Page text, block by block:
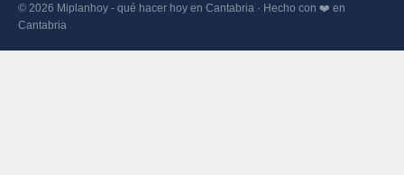
© 2026 Miplanhoy - qué hacer hoy en Cantabria · Hecho con ❤️ en
Cantabria